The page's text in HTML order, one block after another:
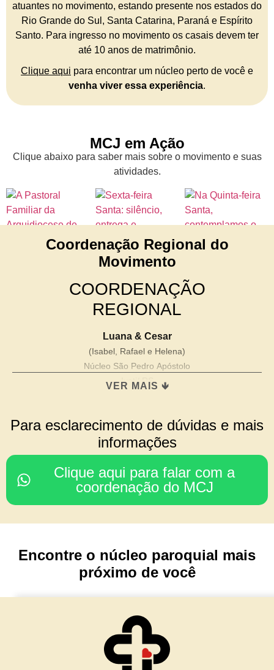
atuantes no movimento, estando presente nos estados do
Rio Grande do Sul, Santa Catarina, Paraná e Espírito
Santo. Para ingresso no movimento os casais devem ter
até 10 anos de matrimônio.
Clique aqui para encontrar um núcleo perto de você e
venha viver essa experiência.
MCJ em Ação
Clique abaixo para saber mais sobre o movimento e suas
atividades.
Coordenação Regional do
Movimento
COORDENAÇÃO
REGIONAL
Luana & Cesar
(Isabel, Rafael e Helena)
Núcleo São Pedro Apóstolo
Ivoti/ RS
COORDENAÇÃO DO
CONSELHO REGIONAL
Rodrigo & Simone
(Julia, João Paulo e Mariana)
Nossa Senhora da Glória
TESOURARIA
Núcleo Imaculada Conceição
Morro Reuter/RS
VER MAIS 🡻
Para esclarecimento de dúvidas e mais
informações
Clique aqui para falar com a
coordenação do MCJ
Encontre o núcleo paroquial mais
próximo de você